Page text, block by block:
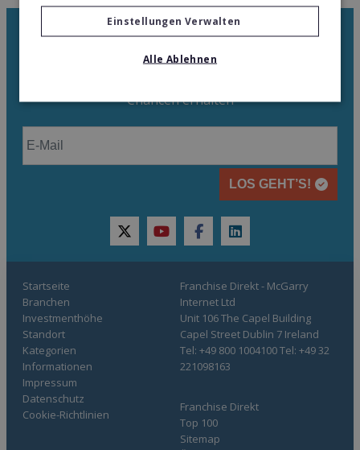
Newsletter
Chancen erhalten
LOS GEHT’S!
twitteryoutubefacebooklinkedin
Startseite
Branchen
Investmenthöhe
Standort
Kategorien
Informationen
Franchise Direkt
Top 100
Sitemap
Impressum
Datenschutz
Cookie-Richtlinien
Franchise Direkt - McGarry
Internet Ltd
Unit 106 The Capel Building
Capel Street Dublin 7 Ireland
Tel: +49 800 1004100 Tel: +49 32
221098163
Einstellungen Verwalten
Alle Ablehnen